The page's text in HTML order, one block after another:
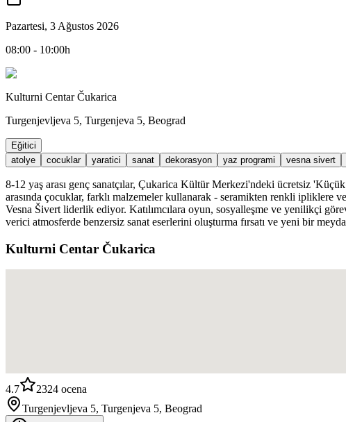
Pazartesi, 3 Ağustos 2026
08:00 - 10:00h
Kulturni Centar Čukarica
Turgenjevljeva 5, Turgenjeva 5, Beograd
Eğitici
atolye
cocuklar yaratici sanat dekorasyon yaz programi vesna sivert
8-12 yaş arası genç sanatçılar, Çukarica Kültür Merkezi'ndeki ücretsiz
arasında çocuklar, farklı malzemeler kullanarak - seramikten renkli ipliklere
Vesna Šivert liderlik ediyor. Katılımcılara oyun, sosyalleşme ve yenilikçi
verici atmosferde benzersiz sanat eserlerini oluşturma fırsatı ve yeni bir
Kulturni Centar Čukarica
4.7 2324 ocena
Turgenjevljeva 5, Turgenjeva 5, Beograd